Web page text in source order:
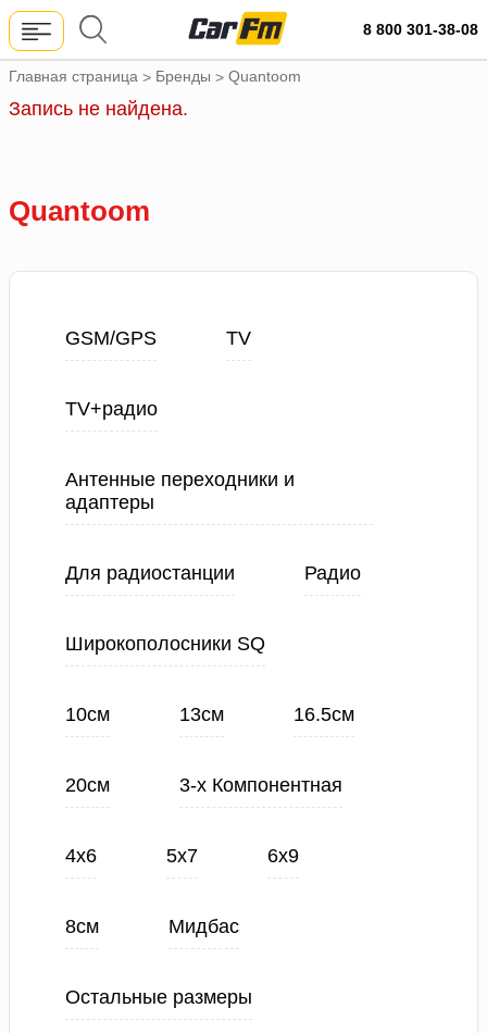
8 800 301-38-08
Главная страница > Бренды > Quantoom
Запись не найдена.
Quantoom
GSM/GPS TV
TV+радио
Антенные переходники и
адаптеры
Для радиостанции Радио
Широкополосники SQ
10см 13см 16.5см
20см 3-х Компонентная
4х6 5х7 6х9
8см Мидбас
Остальные размеры